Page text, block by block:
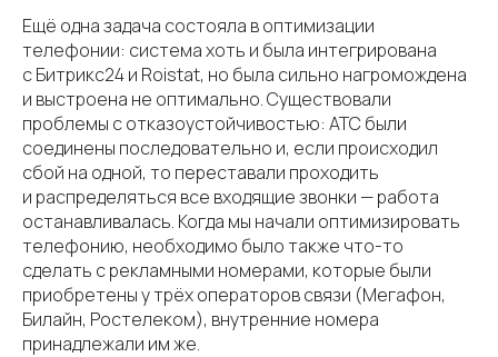
Ещё одна задача состояла в оптимизации
телефонии: система хоть и была интегрирована
с Битрикс24 и Roistat, но была сильно нагромождена
и выстроена не оптимально. Существовали
проблемы с отказоустойчивостью: АТС были
соединены последовательно и, если происходил
сбой на одной, то переставали проходить
и распределяться все входящие звонки — работа
останавливалась. Когда мы начали оптимизировать
телефонию, необходимо было также что-то
сделать с рекламными номерами, которые были
приобретены у трёх операторов связи (Мегафон,
Билайн, Ростелеком), внутренние номера
принадлежали им же.